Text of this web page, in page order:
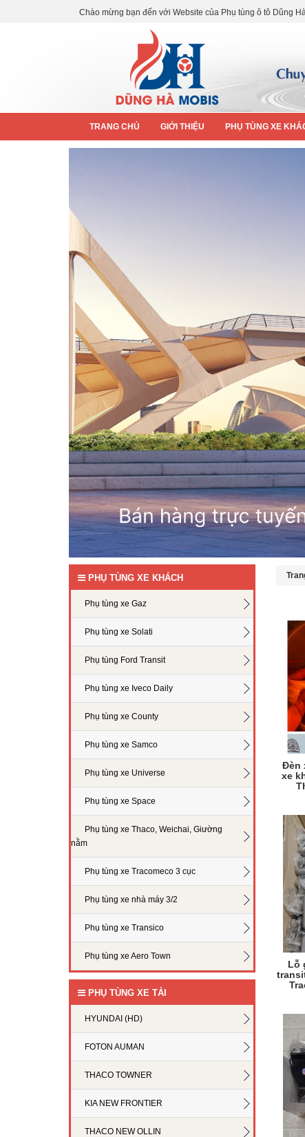
Chào mừng bạn đến với Website của Phụ tùng ô tô Dũng
TRANG CHỦ GIỚI THIỆU PHỤ TÙNG XE
PHỤ TÙNG XE KHÁCH
Phụ tùng xe Gaz
Phụ tùng xe Solati
Phụ tùng Ford Transit
Phụ tùng xe Iveco Daily
Phụ tùng xe County
Phụ tùng xe Samco
Phụ tùng xe Universe
Phụ tùng xe Space
Phụ tùng xe Thaco, Weichai, Giường
nằm
Phụ tùng xe Tracomeco 3 cục
Phụ tùng xe nhà máy 3/2
Phụ tùng xe Transico
Phụ tùng xe Aero Town
PHỤ TÙNG XE TẢI
HYUNDAI (HD)
FOTON AUMAN
THACO TOWNER
KIA NEW FRONTIER
THACO NEW OLLIN
Đèn
xe
Lỗ